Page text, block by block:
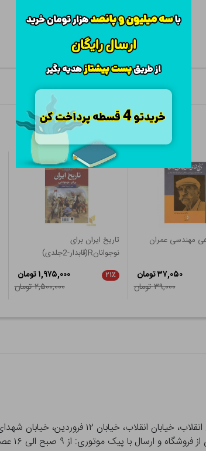
مهندسی عمران
۳۷,۰۵۰ تومان
۳۹,۰۰۰ تومان
تاریخ ایران برای
نوجوانانR(قابدار-2جلدی)
۲۱٪
۱,۹۷۵,۰۰۰ تومان
۲,۵۰۰,۰۰۰ تومان
موتوری: از ۹ صبح الی ۱۶ عصر و پنجشنبه ها تا ۱۲
بصورت حضوری از آدرس تحویل حضوری سفارش خود را بدون هیچ هزینه ای تحویل بگیرید.